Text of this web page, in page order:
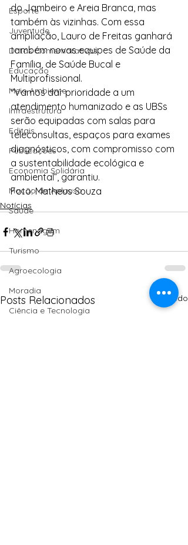
Esporte
Juventude
Datas Comemorativas
Educação
Meio Ambiente
Infraestrutura
Editais
Publicações
Economia Solidária
Moção de Aplauso
Saúde
Homenagem
Turismo
Agroecologia
Moradia
Ciência e Tecnologia
do Jambeiro e Areia Branca, mas
também às vizinhas. Com essa
ampliação, Lauro de Freitas ganhará
também novas equipes de Saúde da
Família, de Saúde Bucal e
Multiprofissional.
“Vamos dar prioridade a um
atendimento humanizado e as UBSs
serão equipadas com salas para
teleconsultas, espaços para exames
diagnósticos, com compromisso com
a sustentabilidade ecológica e
ambiental”, garantiu.
Foto: Matheus Souza
Notícias
Posts Relacionados Ver tudo